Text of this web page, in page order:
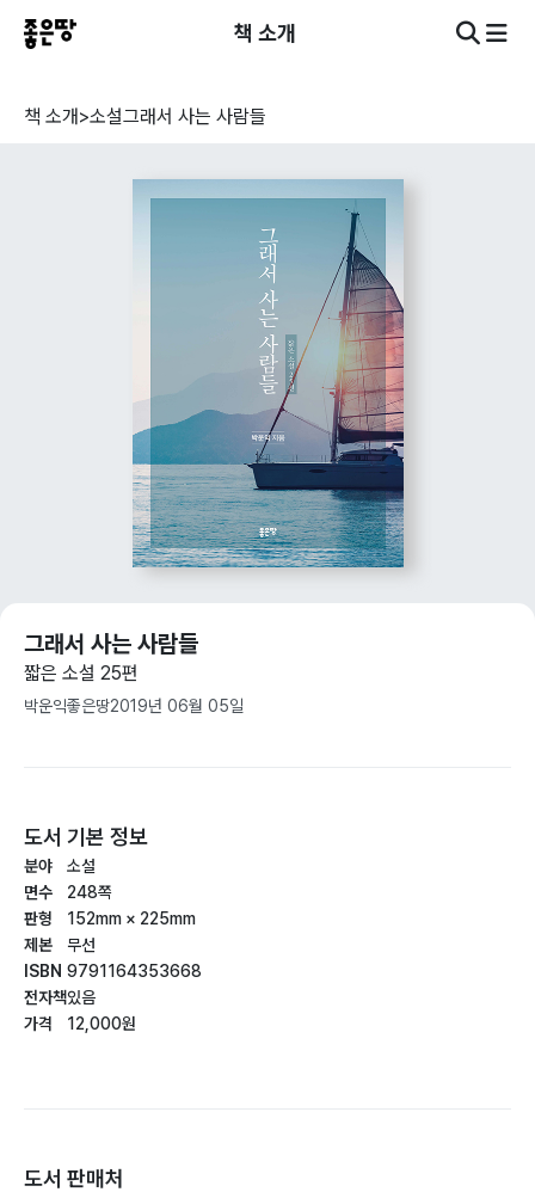
책 소개
책 소개>소설그래서 사는 사람들
그래서 사는 사람들
짧은 소설 25편
박운익좋은땅2019년 06월 05일
도서 기본 정보
분야
면수
판형
제본
ISBN
전자책
가격
소설
248쪽
152mm × 225mm
무선
9791164353668
있음
12,000원
도서 판매처